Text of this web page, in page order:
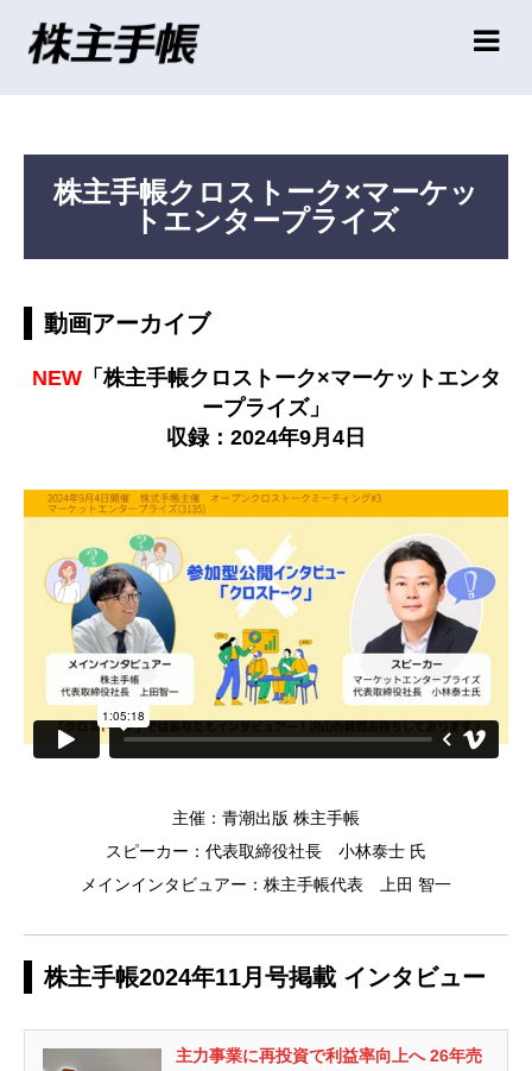
株主手帳クロストーク×マーケッ
トエンタープライズ
動画アーカイブ
NEW「株主手帳クロストーク×マーケットエンタ
ープライズ」
収録：2024年9月4日
主催：青潮出版 株主手帳
スピーカー：代表取締役社長 小林泰士 氏
メインインタビュアー：株主手帳代表 上田 智一
株主手帳2024年11月号掲載 インタビュー
主力事業に再投資で利益率向上へ 26年売